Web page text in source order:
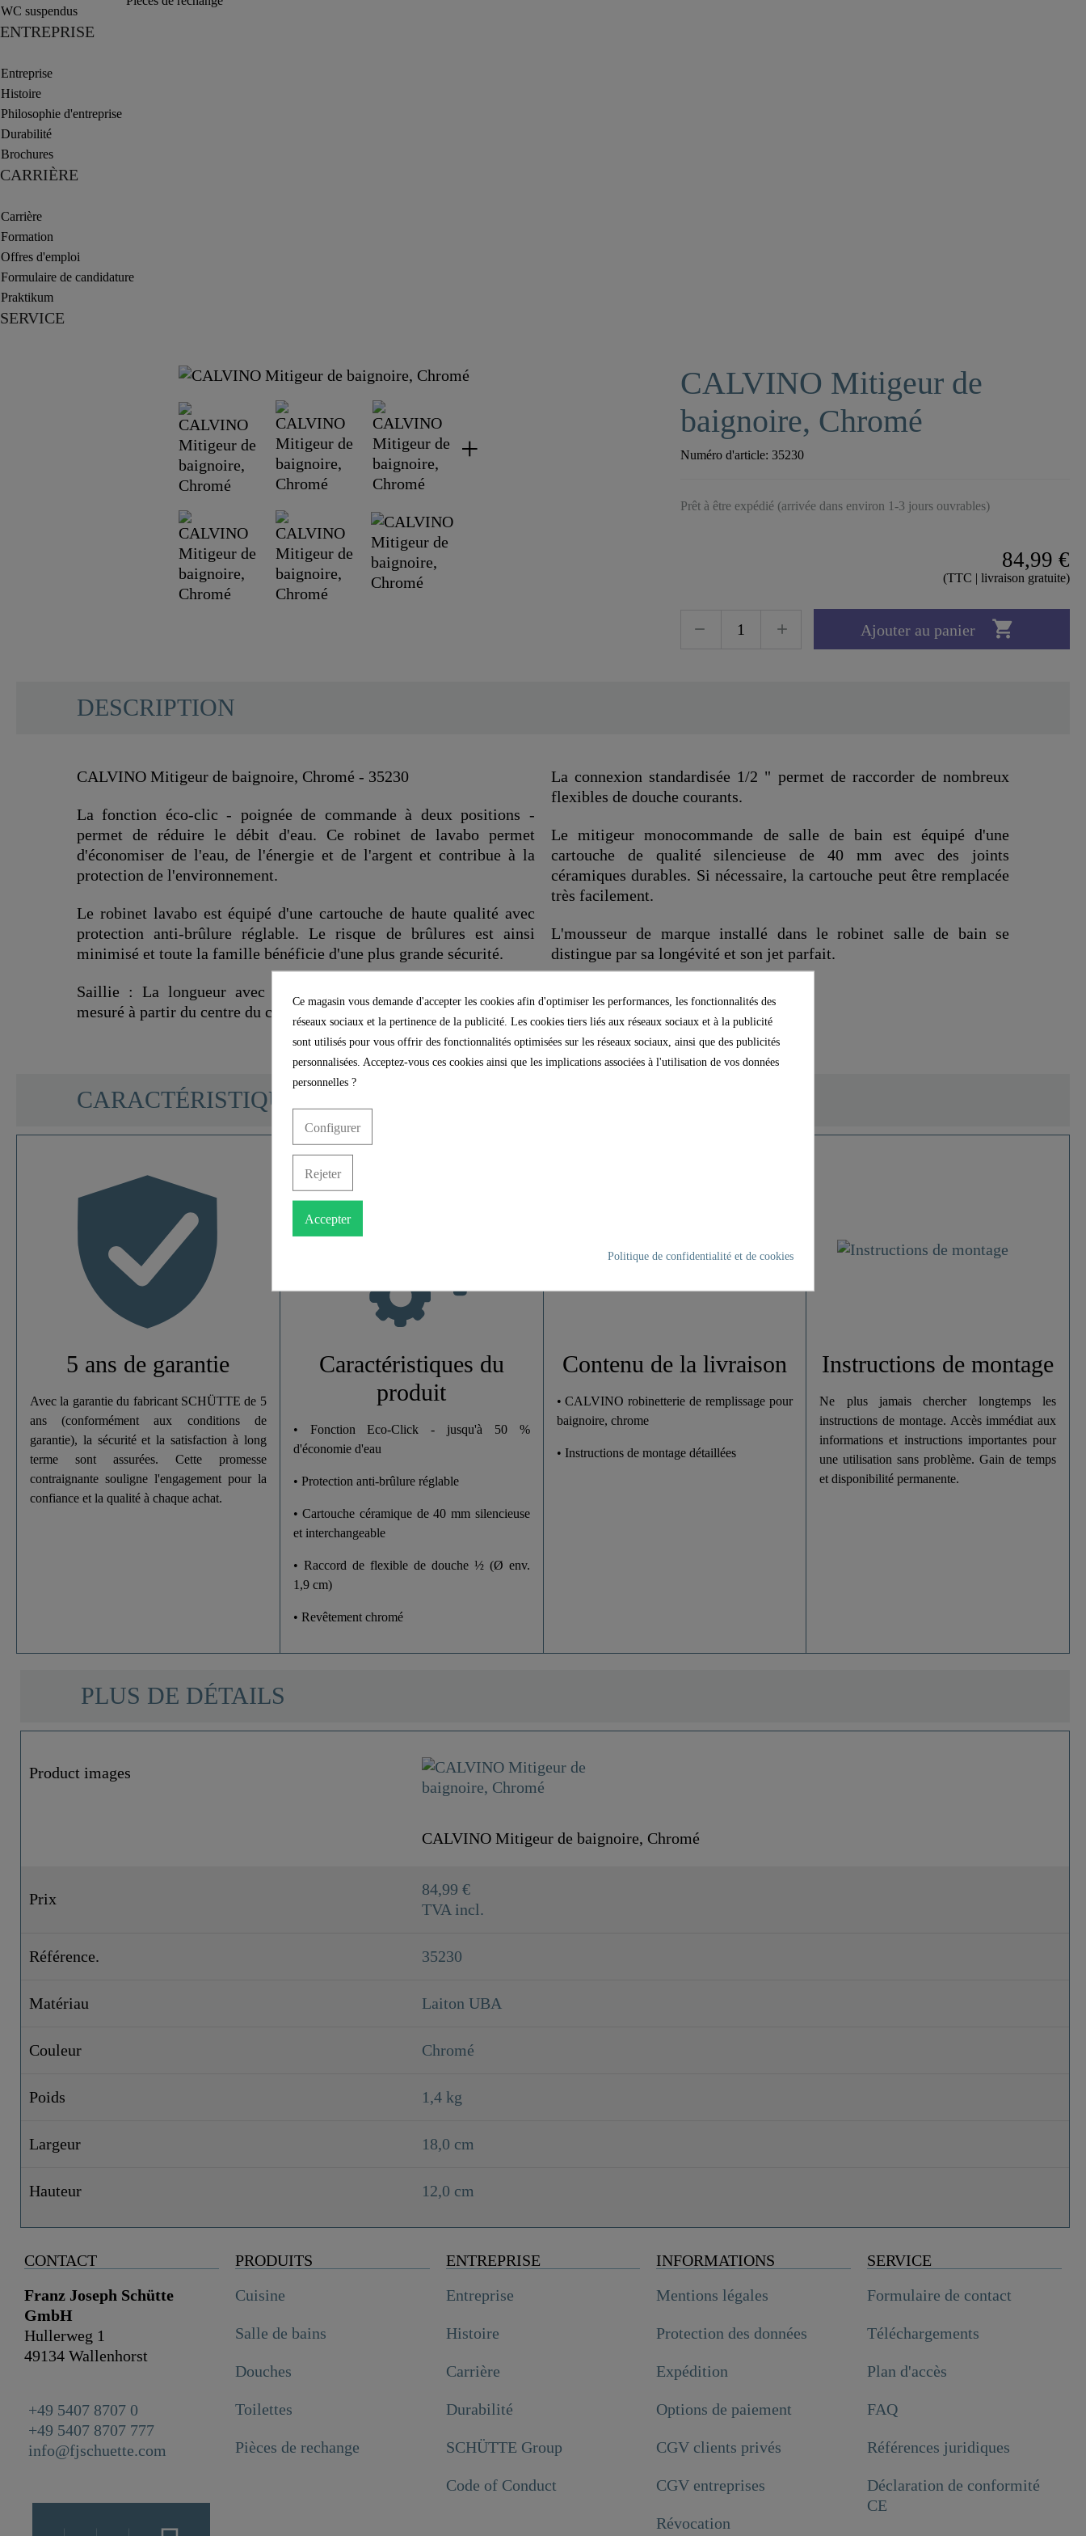
WC suspendus
ENTREPRISE
Entreprise
Histoire
Philosophie d'entreprise
Durabilité
Brochures
CARRIÈRE
Carrière
Formation
Offres d'emploi
Formulaire de candidature
Praktikum
SERVICE
CALVINO Mitigeur de
baignoire, Chromé
Numéro d'article:35230
Prêt à être expédié (arrivée dans environ 1-3 jours ouvrables)
84,99 €
(TTC | livraison gratuite)
Ajouter au panier 
DESCRIPTION
CALVINO Mitigeur de baignoire, Chromé - 35230
La fonction éco-clic - poignée de commande à deux positions -
permet de réduire le débit d'eau. Ce robinet de lavabo permet
d'économiser de l'eau, de l'énergie et de l'argent et contribue à la
protection de l'environnement.
Le robinet lavabo est équipé d'une cartouche de haute qualité avec
protection anti-brûlure réglable. Le risque de brûlures est ainsi
minimisé et toute la famille bénéficie d'une plus grande sécurité.
Saillie : La longueur avec laquelle le bec surplombe le lavabo,
mesuré à partir du centre du corps du mitigeur, est de 180 mm.
La connexion standardisée 1/2 " permet de raccorder de nombreux
flexibles de douche courants.
Le mitigeur monocommande de salle de bain est équipé d'une
cartouche de qualité silencieuse de 40 mm avec des joints
céramiques durables. Si nécessaire, la cartouche peut être remplacée
très facilement.
L'mousseur de marque installé dans le robinet salle de bain se
distingue par sa longévité et son jet parfait.
Hauteur 12,0 Cm
CARACTÉRISTIQUES
5 ans de garantie
Avec la garantie du fabricant SCHÜTTE de 5
ans (conformément aux conditions de
garantie), la sécurité et la satisfaction à long
terme sont assurées. Cette promesse
contraignante souligne l'engagement pour la
confiance et la qualité à chaque achat.
Caractéristiques du
produit
• Fonction Eco-Click - jusqu'à 50 %
d'économie d'eau
• Protection anti-brûlure réglable
• Cartouche céramique de 40 mm silencieuse
et interchangeable
• Raccord de flexible de douche ½ (Ø env.
1,9 cm)
• Revêtement chromé
Contenu de la livraison
• CALVINO robinetterie de remplissage pour
baignoire, chrome
• Instructions de montage détaillées
Instructions de montage
Ne plus jamais chercher longtemps les
instructions de montage. Accès immédiat aux
informations et instructions importantes pour
une utilisation sans problème. Gain de temps
et disponibilité permanente.
PLUS DE DÉTAILS
Product images
CALVINO Mitigeur de baignoire, Chromé
Prix
84,99 €
TVA incl.
Référence. 35230
Matériau Laiton UBA
Couleur Chromé
Poids 1,4 kg
Largeur 18,0 cm
Hauteur 12,0 cm
CONTACT
Franz Joseph Schütte
GmbH
Hullerweg 1
49134 Wallenhorst
+49 5407 8707 0
+49 5407 8707 777
info@fjschuette.com
PRODUITS
Cuisine
Salle de bains
Douches
Toilettes
Pièces de rechange
ENTREPRISE
Entreprise
Histoire
Carrière
Durabilité
SCHÜTTE Group
Code of Conduct
INFORMATIONS
Mentions légales
Protection des données
Expédition
Options de paiement
CGV clients privés
CGV entreprises
Révocation
SERVICE
Formulaire de contact
Téléchargements
Plan d'accès
FAQ
Références juridiques
Déclaration de conformité
CE
Ce magasin vous demande d'accepter les cookies afin d'optimiser les performances, les fonctionnalités des
réseaux sociaux et la pertinence de la publicité. Les cookies tiers liés aux réseaux sociaux et à la publicité
sont utilisés pour vous offrir des fonctionnalités optimisées sur les réseaux sociaux, ainsi que des publicités
personnalisées. Acceptez-vous ces cookies ainsi que les implications associées à l'utilisation de vos données
personnelles ?
Configurer
Rejeter
Accepter
Politique de confidentialité et de cookies